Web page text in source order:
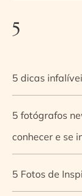
5
5 dicas
5 fotógrafos
conhecer e se
5 Fotos de